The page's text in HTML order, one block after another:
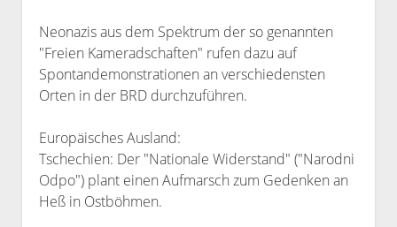
Neonazis aus dem Spektrum der so genannten
"Freien Kameradschaften" rufen dazu auf
Spontandemonstrationen an verschiedensten
Orten in der BRD durchzuführen.
Europäisches Ausland:
Tschechien: Der "Nationale Widerstand" ("Narodni
Odpo") plant einen Aufmarsch zum Gedenken an
Heß in Ostböhmen.